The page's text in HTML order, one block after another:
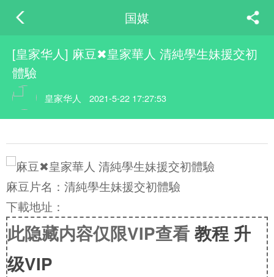
国媒
[皇家华人] 麻豆✖皇家華人 清純學生妹援交初
體驗
皇家华人 2021-5-22 17:27:53
麻豆片名：清純學生妹援交初體驗
下載地址：
此隐藏内容仅限VIP查看 教程 升
级VIP